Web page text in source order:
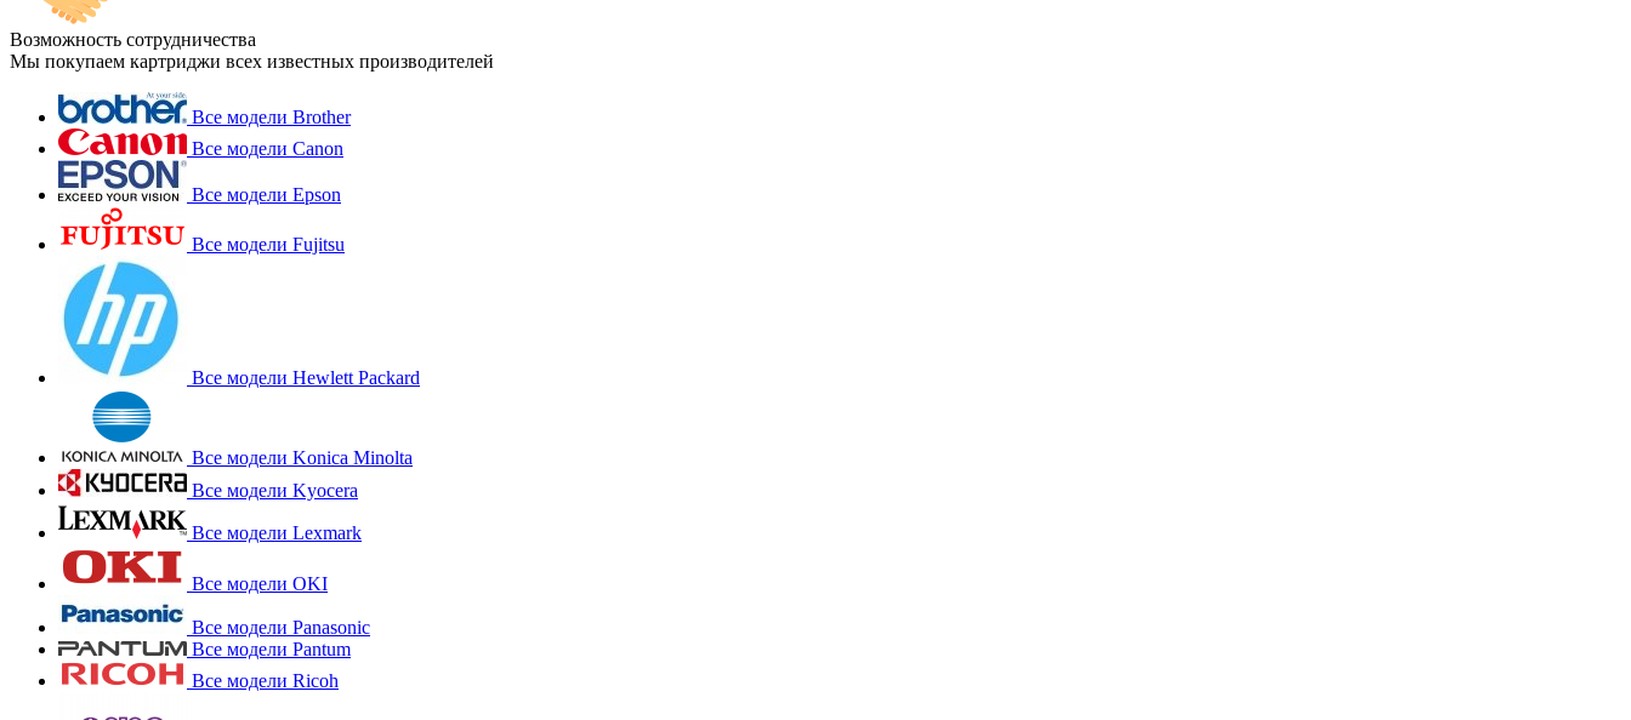
Возможность сотрудничества
Мы покупаем картриджи всех известных производителей
Все модели Brother
Все модели Canon
Все модели Epson
Все модели Fujitsu
Все модели Hewlett Packard
Все модели Konica Minolta
Все модели Kyocera
Все модели Lexmark
Все модели OKI
Все модели Panasonic
Все модели Pantum
Все модели Ricoh